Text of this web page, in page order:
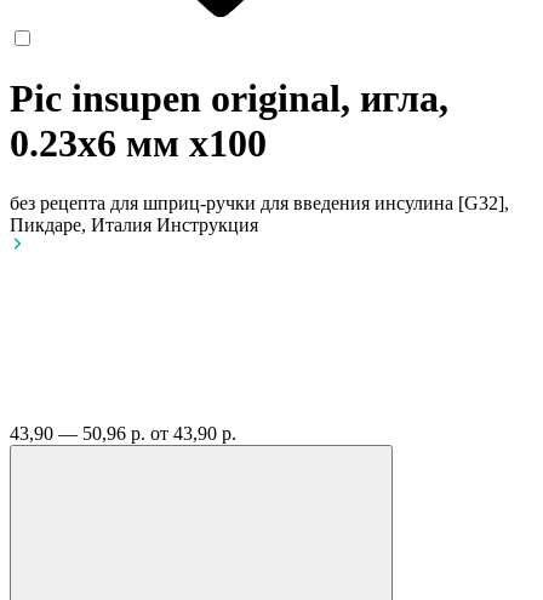
Pic insupen original, игла,
0.23x6 мм x100
без рецепта для шприц-ручки для введения инсулина [G32],
Пикдаре, Италия Инструкция
43,90 — 50,96 р. от 43,90 р.